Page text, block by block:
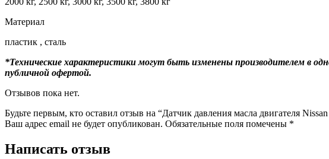
Материал
пластик , сталь
*Технические характеристики могут быть изменены производителем в
публичной офертой.
Отзывов пока нет.
Будьте первым, кто оставил отзыв на “Датчик давления масла двигателя
Ваш адрес email не будет опубликован. Обязательные поля помечены *
Написать отзыв